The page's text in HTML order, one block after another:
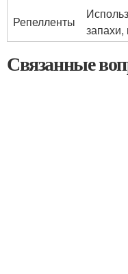
Репелленты
запахи,
Связанные